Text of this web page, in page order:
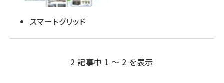
スマートグリッド
2 記事中 1 ～ 2 を表示